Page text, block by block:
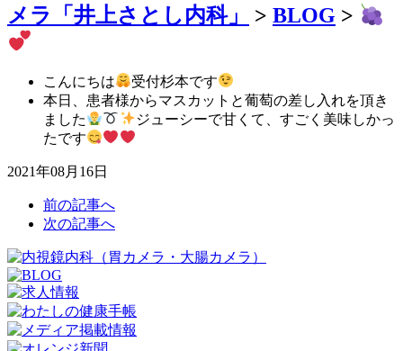
メラ「井上さとし内科」
> BLOG >
こんにちは
受付杉本です
本日、患者様からマスカットと葡萄の差し入れを頂き
ました
ジューシーで甘くて、すごく美味しかっ
たです
2021年08月16日
前の記事へ
次の記事へ